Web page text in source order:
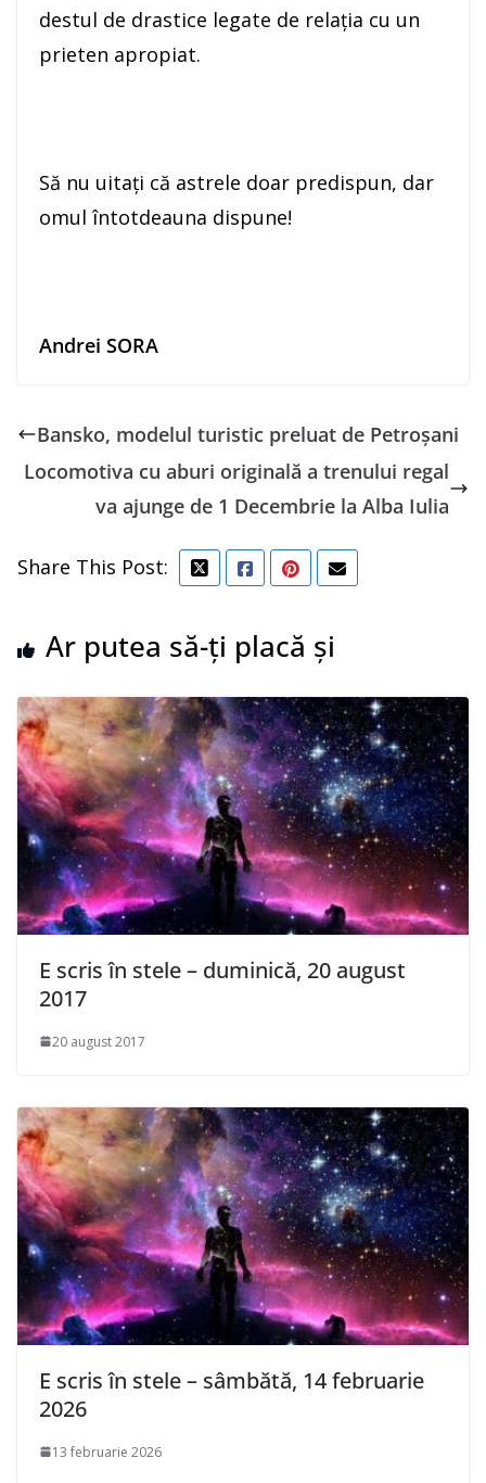
destul de drastice legate de relaţia cu un
prieten apropiat.
Să nu uitaţi că astrele doar predispun, dar
omul întotdeauna dispune!
Andrei SORA
Bansko, modelul turistic preluat de Petroșani
Locomotiva cu aburi originală a trenului regal
va ajunge de 1 Decembrie la Alba Iulia
Share This Post:
Ar putea să-ți placă și
E scris în stele – duminică, 20 august
2017
20 august 2017
E scris în stele – sâmbătă, 14 februarie
2026
13 februarie 2026